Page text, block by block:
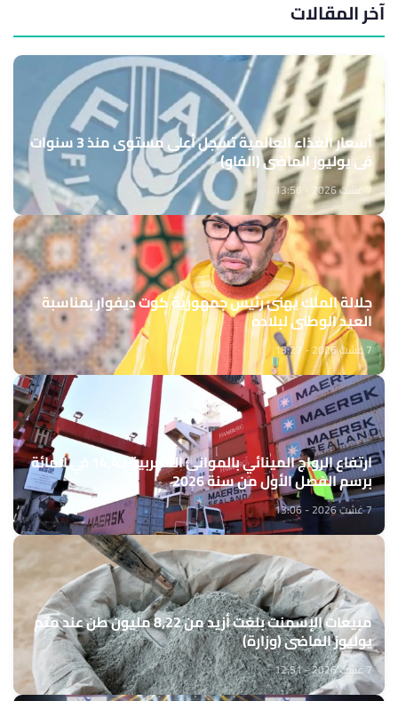
آخر المقالات
أسعار الغذاء العالمية تسجل أعلى مستوى منذ 3 سنوات
في يوليوز الماضي (الفاو)
7 غشت 2026 - 13:56
جلالة الملك يهنئ رئيس جمهورية كوت ديفوار بمناسبة
العيد الوطني لبلاده
7 غشت 2026 - 13:27
ارتفاع الرواج المينائي بالموانئ المغربية بـ14,4 في المائة
برسم الفصل الأول من سنة 2026
7 غشت 2026 - 13:06
مبيعات الإسمنت بلغت أزيد من 8,22 مليون طن عند متم
يوليوز الماضي (وزارة)
7 غشت 2026 - 12:51